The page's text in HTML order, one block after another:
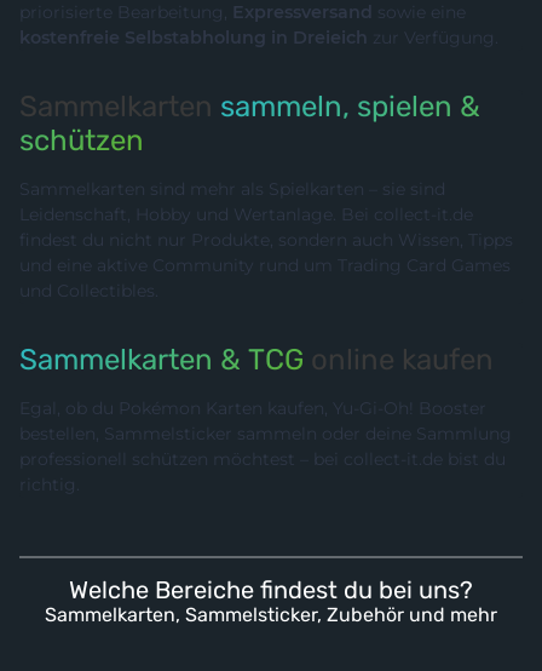
priorisierte Bearbeitung, Expressversand sowie eine
kostenfreie Selbstabholung in Dreieich zur Verfügung.
Sammelkarten sammeln, spielen &
schützen
Sammelkarten sind mehr als Spielkarten – sie sind
Leidenschaft, Hobby und Wertanlage. Bei collect-it.de
findest du nicht nur Produkte, sondern auch Wissen, Tipps
und eine aktive Community rund um Trading Card Games
und Collectibles.
Sammelkarten & TCG online kaufen
Egal, ob du Pokémon Karten kaufen, Yu-Gi-Oh! Booster
bestellen, Sammelsticker sammeln oder deine Sammlung
professionell schützen möchtest – bei collect-it.de bist du
richtig.
Welche Bereiche findest du bei uns?
Sammelkarten, Sammelsticker, Zubehör und mehr